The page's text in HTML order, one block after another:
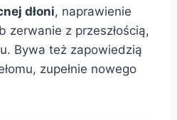
dłoni, naprawienie
zerwanie z przeszłością,
Bywa też zapowiedzią
zupełnie nowego